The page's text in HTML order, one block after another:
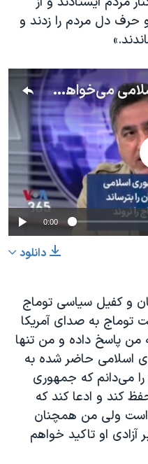
حرف دل مردم را زدند و
آرش سبحانی: جمهوری اسلامی می‌خواهد هنرمندان را بترساند که راه یاسین و توماج را نروند
No media
0:00
دانلود
و کفیل سیاسی توماج
توماج به صدای آمریکا
پاسخ داده و من تنها
اسلامی حاضر شده به
می‌دانم که جمهوری
کند و ادعا کند که
است ولی من همچنان
او تاکید خواهم